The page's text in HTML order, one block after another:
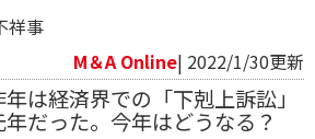
祥事
M＆A Online| 2022/1/30更新
年は経済界での「下剋上訴訟」
年だった。今年はどうなる？